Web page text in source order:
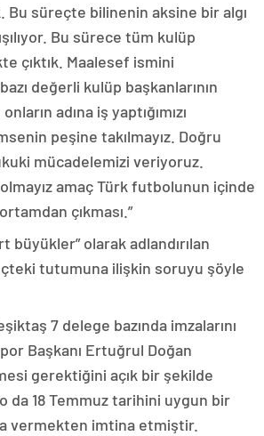
Bu süreçte bilinenin aksine bir algı
Bu sürece tüm kulüp
çıktık. Maalesef ismini
değerli kulüp başkanlarının
adına iş yaptığımızı
peşine takılmayız. Doğru
mücadelemizi veriyoruz.
olmayız amaç Türk futbolunun içinde
çıkması.”
büyükler” olarak adlandırılan
tutumuna ilişkin soruyu şöyle
7 delege bazında imzalarını
Başkanı Ertuğrul Doğan
gerektiğini açık bir şekilde
da 18 Temmuz tarihini uygun bir
vermekten imtina etmiştir.